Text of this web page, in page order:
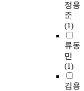
정용
준
(1)
류동
민
(1)
김용